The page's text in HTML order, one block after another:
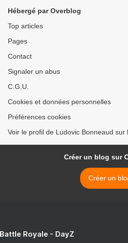
Hébergé par Overblog
Top articles
Pages
Contact
Signaler un abus
C.G.U.
Cookies et données personnelles
Préférences cookies
Voir le profil de Ludovic Bonneaud sur
Créer un blog sur
Créer un
Royale - DayZ